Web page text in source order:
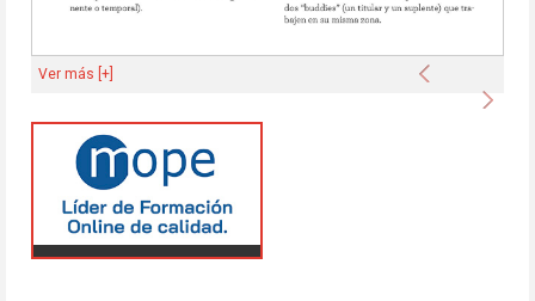
Anterior
Ver más [+]